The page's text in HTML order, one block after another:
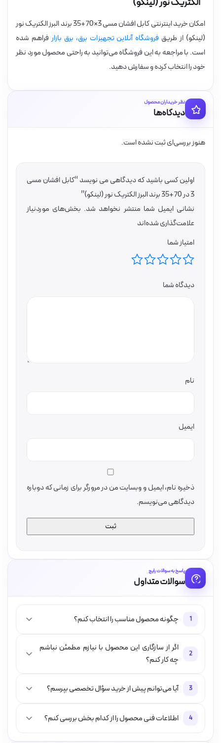
امکان خرید اینترنتی کابل افشان مسی 3×70+35 برند البرز الکتریک نور
(لینکو) از طریق فروشگاه آنلاین تجهیزات برق، برق بازارفراهم شده
است. با مراجعه به این فروشگاه می‌توانید به راحتی محصول مورد نظر
خود را انتخاب کرده و سفارش دهید.
نظر خریداران محصول
دیدگاه‌ها
هنوز بررسی‌ای ثبت نشده است.
اولین کسی باشید که دیدگاهی می نویسد “کابل افشان مسی
3 در 70+35 برند البرز الکتریک نور (لینکو)”
نشانی ایمیل شما منتشر نخواهد شد. بخش‌های موردنیاز
علامت‌گذاری شده‌اند
امتیاز شما
دیدگاه شما
نام
ایمیل
ذخیره نام، ایمیل و وبسایت من در مرورگر برای زمانی که دوباره
دیدگاهی می‌نویسم.
پاسخ به سوالات رایج
سوالات متداول
1 چگونه محصول مناسب را انتخاب کنم؟
2
اگر از سازگاری این محصول با نیازم مطمئن نباشم
چه کار کنم؟
3 آیا می‌توانم پیش از خرید سؤال تخصصی بپرسم؟
4 اطلاعات فنی محصول را از کدام بخش بررسی کنم؟